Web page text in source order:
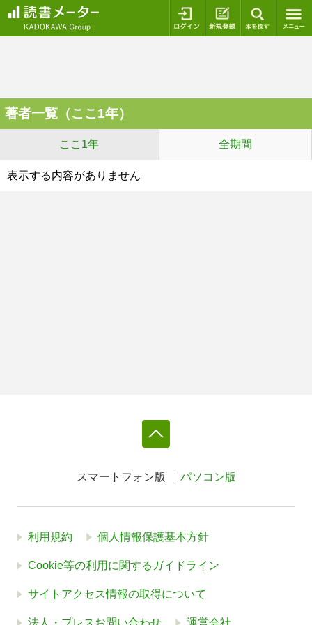
ログイン 新規登録
著者一覧（ここ1年）
ここ1年 全期間
表示する内容がありません
スマートフォン版 パソコン版
利用規約 個人情報保護基本方針
Cookie等の利用に関するガイドライン
サイトアクセス情報の取得について
法人・プレスお問い合わせ 運営会社